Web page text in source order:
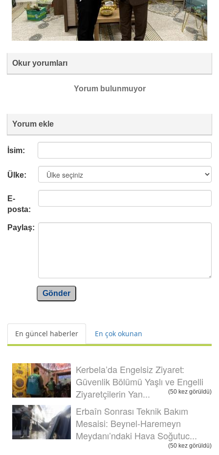
Okur yorumları
Yorum bulunmuyor
Yorum ekle
İsim:
Ülke:
E-
posta:
Paylaş:
Gönder
En güncel haberler En çok okunan
Kerbela’da Engelsiz Ziyaret:
Güvenlik Bölümü Yaşlı ve Engelli
Ziyaretçilerin Yan...
(50 kez görüldü)
Erbaîn Sonrası Teknik Bakım
Mesaisi: Beynel-Haremeyn
Meydanı’ndaki Hava Soğutuc...
(50 kez görüldü)